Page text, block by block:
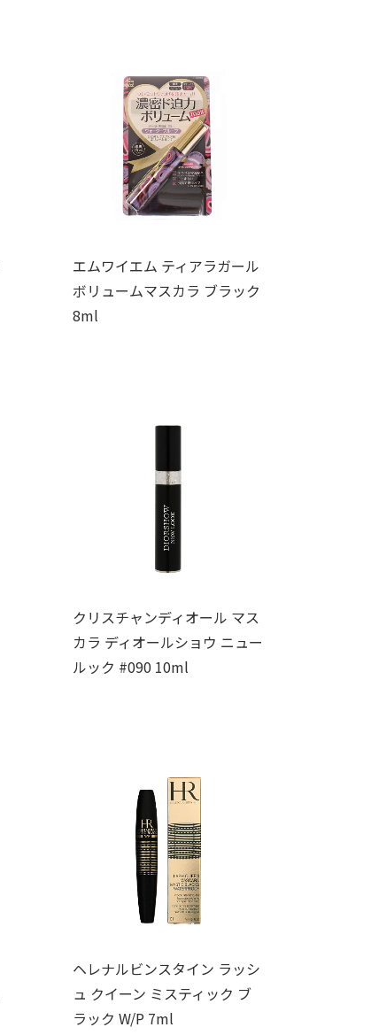
エムワイエム ティアラガール
ボリュームマスカラ ブラック
8ml
クリスチャンディオール マス
カラ ディオールショウ ニュー
ルック #090 10ml
ヘレナルビンスタイン ラッシ
ュ クイーン ミスティック ブ
ラック W/P 7ml